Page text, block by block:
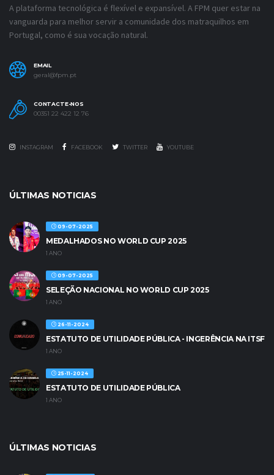
A plataforma tecnológica é flexível e expansível. A FPM quer estar na
vanguarda para melhor servir a comunidade dos matraquilhos em
Portugal, como é sua vocação natural.
EMAIL
geral@fpm.pt
CONTACTE-NOS
00351 22 422 12 76
INSTAGRAM FACEBOOK TWITTER YOUTUBE
ÚLTIMAS NOTICIAS
09-07-2025
MEDALHADOS NO WORLD CUP 2025
1 ANO
09-07-2025
SELEÇÃO NACIONAL NO WORLD CUP 2025
1 ANO
26-11-2024
ESTATUTO DE UTILIDADE PÚBLICA - INGERÊNCIA NA ITSF
1 ANO
25-11-2024
ESTATUTO DE UTILIDADE PÚBLICA
1 ANO
ÚLTIMAS NOTICIAS